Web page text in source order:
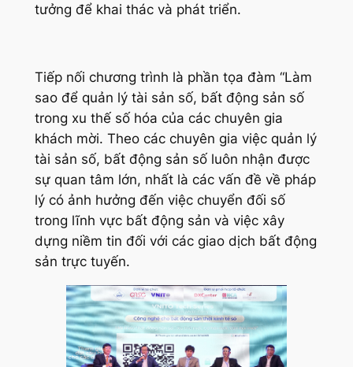
tưởng để khai thác và phát triển.
Tiếp nối chương trình là phần tọa đàm “Làm
sao để quản lý tài sản số, bất động sản số
trong xu thế số hóa của các chuyên gia
khách mời. Theo các chuyên gia việc quản lý
tài sản số, bất động sản số luôn nhận được
sự quan tâm lớn, nhất là các vấn đề về pháp
lý có ảnh hưởng đến việc chuyển đối số
trong lĩnh vực bất động sản và việc xây
dựng niềm tin đối với các giao dịch bất động
sản trực tuyến.